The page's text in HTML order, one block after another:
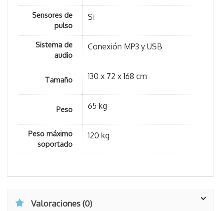
Sensores de
pulso
Si
Sistema de
audio
Conexión MP3 y USB
Tamaño 130 x 72 x 168 cm
Peso 65 kg
Peso máximo
soportado
120 kg
Valoraciones (0)